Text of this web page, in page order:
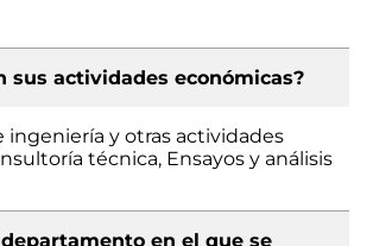
sus actividades económicas?
ingeniería y otras actividades
técnica, Ensayos y análisis
departamento en el que se